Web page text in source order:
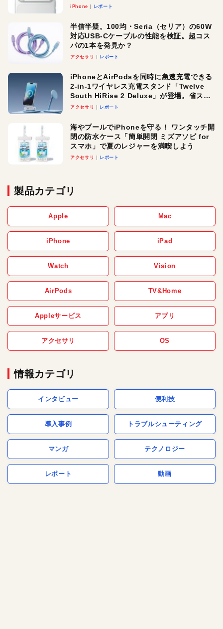
iPhone レポート
半信半疑。100均・Seria（セリア）の60W
対応USB-Cケーブルの性能を検証。超コス
パの1本を発見か？
アクセサリ レポート
iPhoneとAirPodsを同時に急速充電できる
2-in-1ワイヤレス充電スタンド「Twelve
South HiRise 2 Deluxe」が登場。省スペ
ースでおしゃれに充電したい人にオスス
アクセサリ レポート
海やプールでiPhoneを守る！ ワンタッチ開
閉の防水ケース「簡単開閉 ミズアソビ for
スマホ」で夏のレジャーを満喫しよう
アクセサリ レポート
製品カテゴリ
Apple Mac
iPhone iPad
Watch Vision
AirPods TV&Home
Appleサービス アプリ
アクセサリ OS
情報カテゴリ
インタビュー 便利技
導入事例 トラブルシューティング
マンガ テクノロジー
レポート 動画